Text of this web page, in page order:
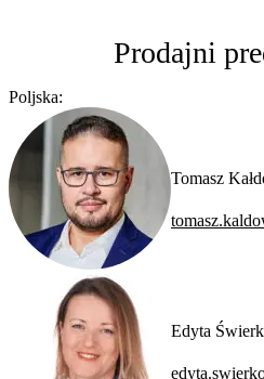
Prodajni
Poljska:
Tomasz
Edyta